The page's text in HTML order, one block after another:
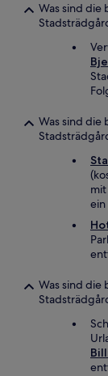
Was sind die
Was sind die
Was sind die